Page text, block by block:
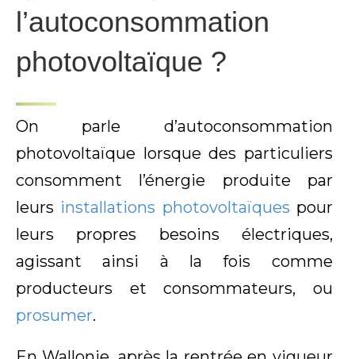
l’autoconsommation
photovoltaïque ?
On parle d’autoconsommation
photovoltaïque lorsque des particuliers
consomment l’énergie produite par
leurs installations photovoltaïques pour
leurs propres besoins électriques,
agissant ainsi à la fois comme
producteurs et consommateurs, ou
prosumer.